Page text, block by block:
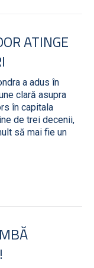
ATINGE
a adus în
clară asupra
în capitala
de trei decenii,
să mai fie un